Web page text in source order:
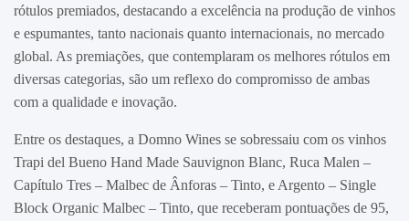
rótulos premiados, destacando a excelência na produção de vinhos
e espumantes, tanto nacionais quanto internacionais, no mercado
global. As premiações, que contemplaram os melhores rótulos em
diversas categorias, são um reflexo do compromisso de ambas
com a qualidade e inovação.
Entre os destaques, a Domno Wines se sobressaiu com os vinhos
Trapi del Bueno Hand Made Sauvignon Blanc, Ruca Malen –
Capítulo Tres – Malbec de Ânforas – Tinto, e Argento – Single
Block Organic Malbec – Tinto, que receberam pontuações de 95,